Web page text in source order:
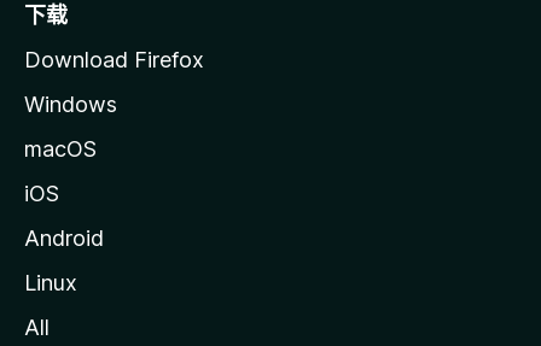
下载
Download Firefox
Windows
macOS
iOS
Android
Linux
All